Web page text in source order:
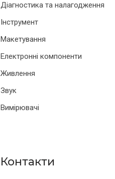
Діагностика та налагодження
Інструмент
Макетування
Електронні компоненти
Живлення
Звук
Вимірювачі
Контакти